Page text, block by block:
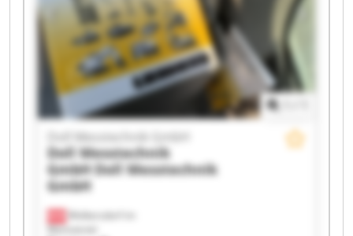
Wolkersdorf im
Weinviertel
Doll Messtechnik GmbH
Doll Messtechnik
GmbHDoll Messtechnik
GmbH